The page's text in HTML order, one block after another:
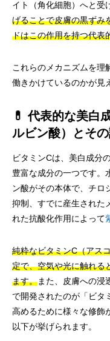
イト（角化細胞）へと受
げることで皮膚の黒ずみ
ドはこの作用を持つ代表
これらのメカニズムを理
働きかけているのかが見
💊 代表的な美白
ルビン酸）とそ
ビタミンCは、美白成分
豊富な成分の一つです。
ン酸がその本体で、チロ
抑制、すでに産生された
れた抗酸化作用によって
純粋なビタミンC（アス
定で、空気や光に触れる
ます。また、皮膚への浸
で開発されたのが「ビタ
高めるために様々な修飾
以下が挙げられます。